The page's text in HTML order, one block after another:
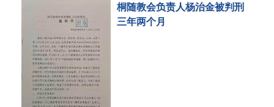
桐随教会负责人杨治金被判刑
三年两个月